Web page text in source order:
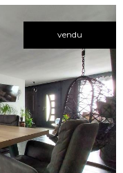
vendu